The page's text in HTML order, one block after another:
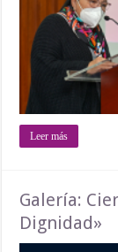
Leer más
Galería:
Dignidad»